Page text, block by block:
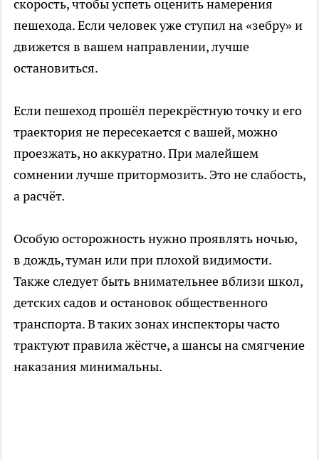
скорость, чтобы успеть оценить намерения
пешехода. Если человек уже ступил на «зебру» и
движется в вашем направлении, лучше
остановиться.
Если пешеход прошёл перекрёстную точку и его
траектория не пересекается с вашей, можно
проезжать, но аккуратно. При малейшем
сомнении лучше притормозить. Это не слабость,
а расчёт.
Особую осторожность нужно проявлять ночью,
в дождь, туман или при плохой видимости.
Также следует быть внимательнее вблизи школ,
детских садов и остановок общественного
транспорта. В таких зонах инспекторы часто
трактуют правила жёстче, а шансы на смягчение
наказания минимальны.